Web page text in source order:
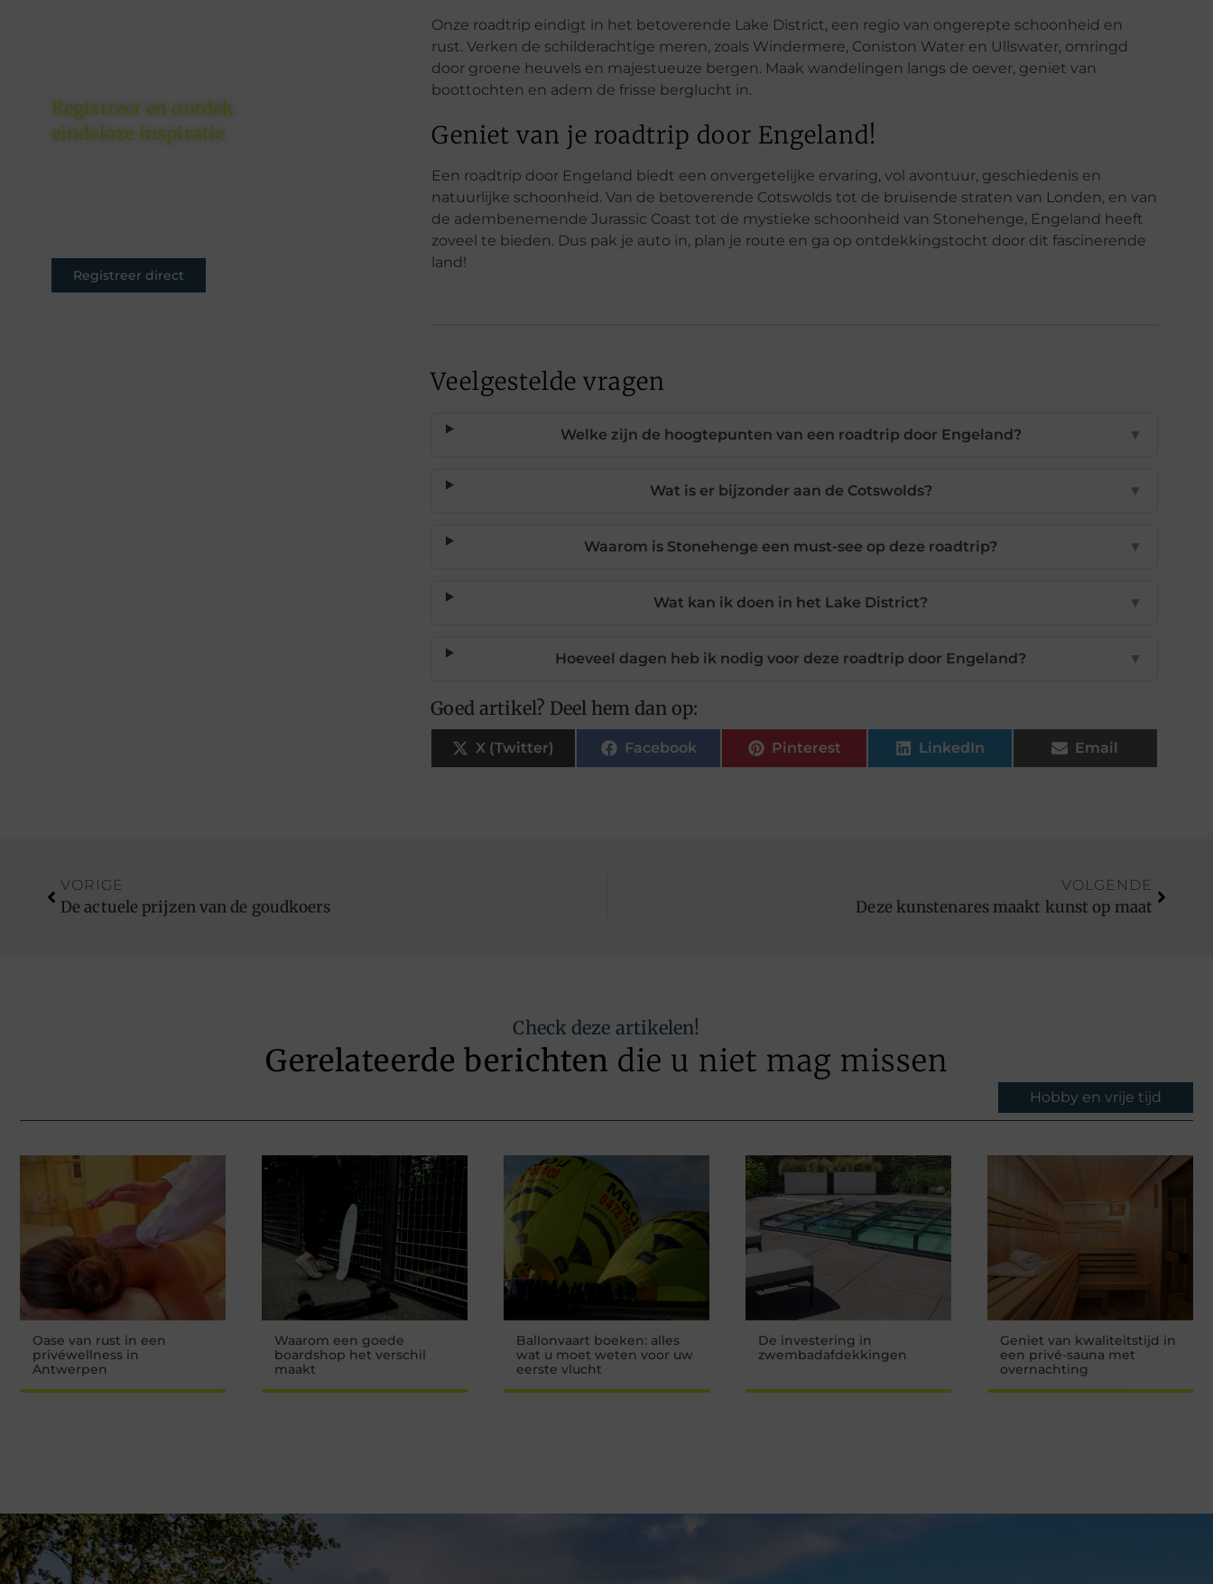
Registreer en ontdek
eindeloze inspiratie
Registreer direct
Onze roadtrip eindigt in het betoverende Lake District, een regio van ongerepte schoonheid en
rust. Verken de schilderachtige meren, zoals Windermere, Coniston Water en Ullswater, omringd
door groene heuvels en majestueuze bergen. Maak wandelingen langs de oever, geniet van
boottochten en adem de frisse berglucht in.
Geniet van je roadtrip door Engeland!
Een roadtrip door Engeland biedt een onvergetelijke ervaring, vol avontuur, geschiedenis en
natuurlijke schoonheid. Van de betoverende Cotswolds tot de bruisende straten van Londen, en van
de adembenemende Jurassic Coast tot de mystieke schoonheid van Stonehenge, Engeland heeft
zoveel te bieden. Dus pak je auto in, plan je route en ga op ontdekkingstocht door dit fascinerende
land!
Veelgestelde vragen
Welke zijn de hoogtepunten van een roadtrip door Engeland? ▼
Wat is er bijzonder aan de Cotswolds? ▼
Waarom is Stonehenge een must-see op deze roadtrip? ▼
Wat kan ik doen in het Lake District? ▼
Hoeveel dagen heb ik nodig voor deze roadtrip door Engeland? ▼
Goed artikel? Deel hem dan op:
X (Twitter) Facebook Pinterest LinkedIn Email
VORIGE
De actuele prijzen van de goudkoers
VOLGENDE
Deze kunstenares maakt kunst op maat
Check deze artikelen!
Gerelateerde berichten die u niet mag missen
Hobby en vrije tijd
Oase van rust in een
privéwellness in
Antwerpen
Waarom een goede
boardshop het verschil
maakt
Ballonvaart boeken: alles
wat u moet weten voor uw
eerste vlucht
De investering in
zwembadafdekkingen
Geniet van kwaliteitstijd in
een privé-sauna met
overnachting